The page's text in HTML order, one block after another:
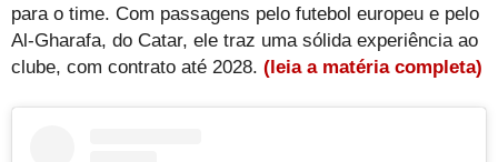
para o time. Com passagens pelo futebol europeu e pelo
Al-Gharafa, do Catar, ele traz uma sólida experiência ao
clube, com contrato até 2028. (leia a matéria completa)